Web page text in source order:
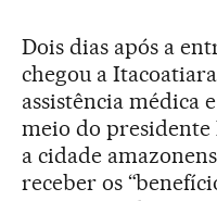
Dois dias após a
chegou a
assistência médica
meio do
a cidade
receber os